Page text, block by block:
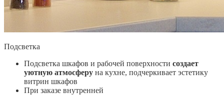
Подсветка
Подсветка шкафов и рабочей поверхности создает
уютную атмосферу на кухне, подчеркивает эстетику
витрин шкафов
При заказе внутренней